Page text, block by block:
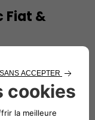
Fiat &
par Stellantis pour